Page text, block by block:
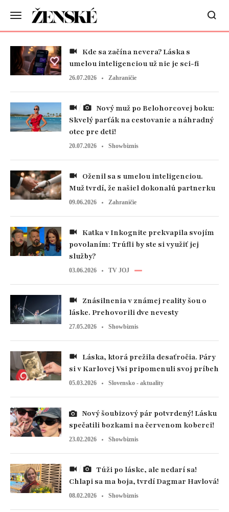
umelou inteligenciou už nie je sci-fi
26.07.2026 Zahraničie
Skvelý parťák na cestovanie a náhradný
otec pre deti!
20.07.2026 Showbiznis
Muž tvrdí, že našiel dokonalú partnerku
09.06.2026 Zahraničie
povolaním: Trúfli by ste si využiť jej
služby?
03.06.2026 TV JOJ
láske. Prehovorili dve nevesty
27.05.2026 Showbiznis
si v Karlovej Vsi pripomenuli svoj príbeh
05.03.2026 Slovensko - aktuality
spečatili bozkami na červenom koberci!
23.02.2026 Showbiznis
Chlapi sa ma boja, tvrdí Dagmar Havlová!
08.02.2026 Showbiznis